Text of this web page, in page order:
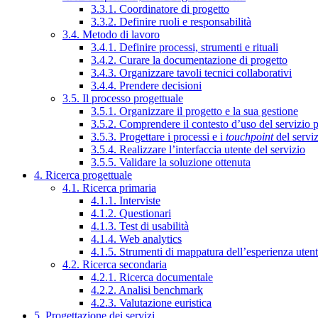
3.3.1. Coordinatore di progetto
3.3.2. Definire ruoli e responsabilità
3.4. Metodo di lavoro
3.4.1. Definire processi, strumenti e rituali
3.4.2. Curare la documentazione di progetto
3.4.3. Organizzare tavoli tecnici collaborativi
3.4.4. Prendere decisioni
3.5. Il processo progettuale
3.5.1. Organizzare il progetto e la sua gestione
3.5.2. Comprendere il contesto d’uso del servizio
3.5.3. Progettare i processi e i touchpointdel
3.5.4. Realizzare l’interfaccia utente del servizio
3.5.5. Validare la soluzione ottenuta
4. Ricerca progettuale
4.1. Ricerca primaria
4.1.1. Interviste
4.1.2. Questionari
4.1.3. Test di usabilità
4.1.4. Web analytics
4.1.5. Strumenti di mappatura dell’esperienza
4.2. Ricerca secondaria
4.2.1. Ricerca documentale
4.2.2. Analisi benchmark
4.2.3. Valutazione euristica
5. Progettazione dei servizi